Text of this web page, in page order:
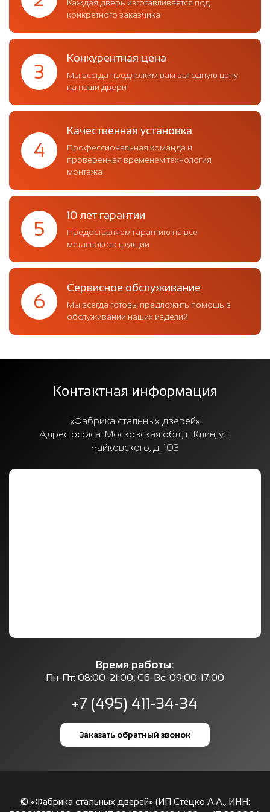
Каждая дверь изготавливается под
конкретного заказчика
3
Конкурентная цена
Мы всегда предложим вам выгодную цену
на наши двери
4
Качественная установка
Профессиональная команда и
проверенная временем технология
монтажа
5
10 лет гарантии
Предоставляем гарантию на все
металлоконструкции
6
Сервисное обслуживание
Мы всегда готовы предложить помощь в
обслуживании наших изделий
Контактная информация
«Фабрика стальных дверей»
Адрес офиса: Московская обл., г. Клин, ул.
Чайковского, д. 103
Время работы:
Пн-Пт: 08:00-21:00, Сб-Вс: 09:00-17:00
+7 (495) 411-34-34
Заказать обратный звонок
© «Фабрика стальных дверей» (ИП Стецко А.А., ИНН: